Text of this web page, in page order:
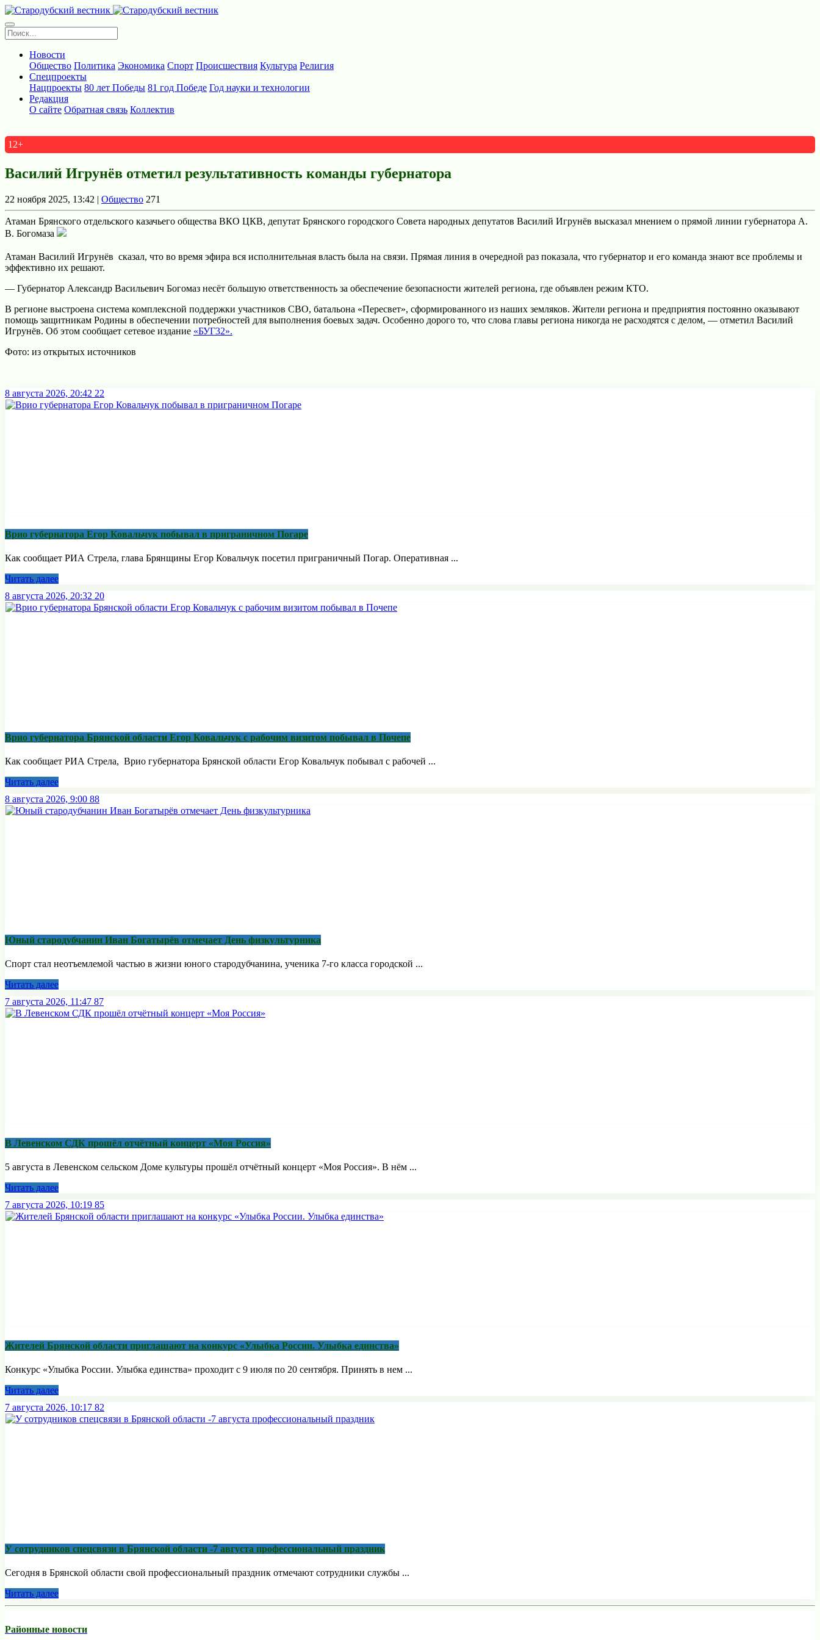
Новости
Общество Политика Экономика Спорт Происшествия Культура Религия
Спецпроекты
Нацпроекты 80 лет Победы 81 год Победе Год науки и технологии
Редакция
О сайте Обратная связь Коллектив
12+
Василий Игрунёв отметил результативность команды губернатора
22 ноября 2025, 13:42 | Общество 271
Атаман Брянского отдельского казачьего общества ВКО ЦКВ, депутат Брянского городского Совета народных депутатов Василий Игрунёв высказал мнением о прямой линии губернатора А.
В. Богомаза
Атаман Василий Игрунёв сказал, что во время эфира вся исполнительная власть была на связи. Прямая линия в очередной раз показала, что губернатор и его команда знают все проблемы и
эффективно их решают.
— Губернатор Александр Васильевич Богомаз несёт большую ответственность за обеспечение безопасности жителей региона, где объявлен режим КТО.
В регионе выстроена система комплексной поддержки участников СВО, батальона «Пересвет», сформированного из наших земляков. Жители региона и предприятия постоянно оказывают
помощь защитникам Родины в обеспечении потребностей для выполнения боевых задач. Особенно дорого то, что слова главы региона никогда не расходятся с делом, — отметил Василий
Игрунёв. Об этом сообщает сетевое издание «БУГ32».
Фото: из открытых источников
8 августа 2026, 20:42 22
Врио губернатора Егор Ковальчук побывал в приграничном Погаре
Как сообщает РИА Стрела, глава Брянщины Егор Ковальчук посетил приграничный Погар. Оперативная ...
Читать далее
8 августа 2026, 20:32 20
Врио губернатора Брянской области Егор Ковальчук с рабочим визитом побывал в Почепе
Как сообщает РИА Стрела, Врио губернатора Брянской области Егор Ковальчук побывал с рабочей ...
Читать далее
8 августа 2026, 9:00 88
Юный стародубчанин Иван Богатырёв отмечает День физкультурника
Спорт стал неотъемлемой частью в жизни юного стародубчанина, ученика 7-го класса городской ...
Читать далее
7 августа 2026, 11:47 87
В Левенском СДК прошёл отчётный концерт «Моя Россия»
5 августа в Левенском сельском Доме культуры прошёл отчётный концерт «Моя Россия». В нём ...
Читать далее
7 августа 2026, 10:19 85
Жителей Брянской области приглашают на конкурс «Улыбка России. Улыбка единства»
Конкурс «Улыбка России. Улыбка единства» проходит с 9 июля по 20 сентября. Принять в нем ...
Читать далее
7 августа 2026, 10:17 82
У сотрудников спецсвязи в Брянской области -7 августа профессиональный праздник
Сегодня в Брянской области свой профессиональный праздник отмечают сотрудники службы ...
Читать далее
Районные новости